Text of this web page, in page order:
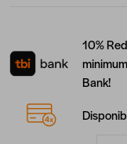
10%
Bank!